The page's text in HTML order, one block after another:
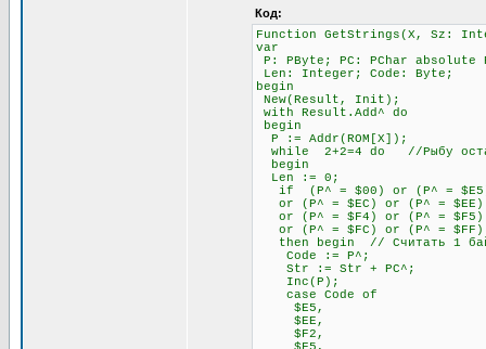
Код:
Function GetStrings(X, Sz:
var
P: PByte; PC: PChar absolute
Len: Integer; Code: Byte;
begin
New(Result, Init);
with Result.Add^ do
begin
P := Addr(ROM[X]);
while 2+2=4 do //Рыбу
begin
Len := 0;
if (P^ = $00) or (P^ = $E5)
or (P^ = $EC) or (P^ = $EE)
or (P^ = $F4) or (P^ = $F5)
or (P^ = $FC) or (P^ = $FF)
then begin // Считать 1
Code := P^;
Str := Str + PC^;
Inc(P);
case Code of
$E5,
$EE,
$F2,